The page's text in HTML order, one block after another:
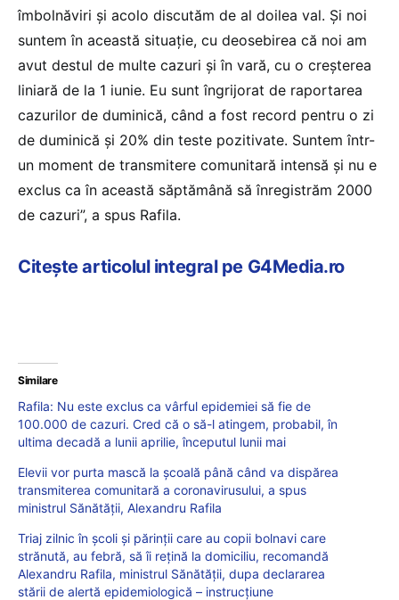
îmbolnăviri și acolo discutăm de al doilea val. Și noi
suntem în această situație, cu deosebirea că noi am
avut destul de multe cazuri și în vară, cu o creșterea
liniară de la 1 iunie. Eu sunt îngrijorat de raportarea
cazurilor de duminică, când a fost record pentru o zi
de duminică și 20% din teste pozitivate. Suntem într-
un moment de transmitere comunitară intensă și nu e
exclus ca în această săptămână să înregistrăm 2000
de cazuri”, a spus Rafila.
Citește articolul integral pe G4Media.ro
Similare
Rafila: Nu este exclus ca vârful epidemiei să fie de
100.000 de cazuri. Cred că o să-l atingem, probabil, în
ultima decadă a lunii aprilie, începutul lunii mai
Elevii vor purta mască la școală până când va dispărea
transmiterea comunitară a coronavirusului, a spus
ministrul Sănătății, Alexandru Rafila
Triaj zilnic în școli și părinții care au copii bolnavi care
strănută, au febră, să îi rețină la domiciliu, recomandă
Alexandru Rafila, ministrul Sănătăţii, dupa declararea
stării de alertă epidemiologică – instrucțiune